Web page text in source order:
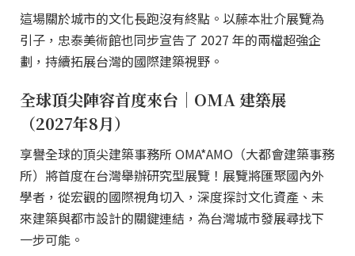
這場關於城市的文化長跑沒有終點。以藤本壯介展覽為
引子，忠泰美術館也同步宣告了 2027 年的兩檔超強企
劃，持續拓展台灣的國際建築視野。
全球頂尖陣容首度來台｜OMA 建築展
（2027年8月）
享譽全球的頂尖建築事務所 OMA*AMO（大都會建築事務
所）將首度在台灣舉辦研究型展覽！展覽將匯聚國內外
學者，從宏觀的國際視角切入，深度探討文化資產、未
來建築與都市設計的關鍵連結，為台灣城市發展尋找下
一步可能。